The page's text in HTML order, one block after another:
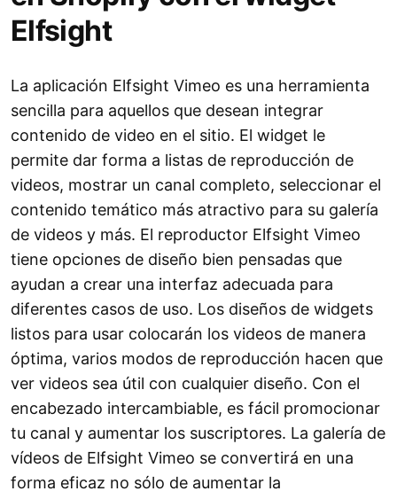
Elfsight
La aplicación Elfsight Vimeo es una herramienta
sencilla para aquellos que desean integrar
contenido de video en el sitio. El widget le
permite dar forma a listas de reproducción de
videos, mostrar un canal completo, seleccionar el
contenido temático más atractivo para su galería
de videos y más. El reproductor Elfsight Vimeo
tiene opciones de diseño bien pensadas que
ayudan a crear una interfaz adecuada para
diferentes casos de uso. Los diseños de widgets
listos para usar colocarán los videos de manera
óptima, varios modos de reproducción hacen que
ver videos sea útil con cualquier diseño. Con el
encabezado intercambiable, es fácil promocionar
tu canal y aumentar los suscriptores. La galería de
vídeos de Elfsight Vimeo se convertirá en una
forma eficaz no sólo de aumentar la